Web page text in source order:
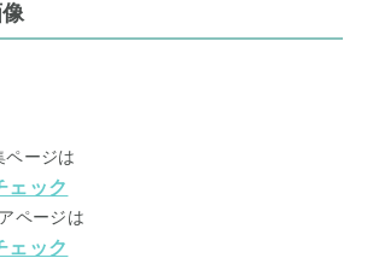
ページは
ェック
ページは
ェック